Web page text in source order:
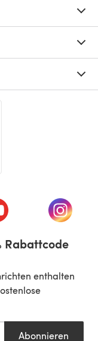
neuen Tab)
sich in einem
(öffnet
Rabattcode
enthalten
Abonnieren